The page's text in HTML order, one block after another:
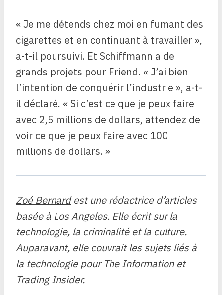
« Je me détends chez moi en fumant des
cigarettes et en continuant à travailler »,
a-t-il poursuivi. Et Schiffmann a de
grands projets pour Friend. « J’ai bien
l’intention de conquérir l’industrie », a-t-
il déclaré. « Si c’est ce que je peux faire
avec 2,5 millions de dollars, attendez de
voir ce que je peux faire avec 100
millions de dollars. »
Zoé Bernardest une rédactrice d’articles
basée à Los Angeles. Elle écrit sur la
technologie, la criminalité et la culture.
Auparavant, elle couvrait les sujets liés à
la technologie pour The Information et
Trading Insider.